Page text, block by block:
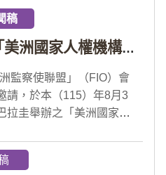
監察院受邀出席「美洲國家人權機構網絡」年會 分享我國氣候災害防治經驗 打造國際永續韌性
稿
監察使聯盟」（FIO）會
請，於本（115）年8月3
拉圭舉辦之「美洲國家人
災害、氣候緊急狀態與人
區監察機構、護民官署